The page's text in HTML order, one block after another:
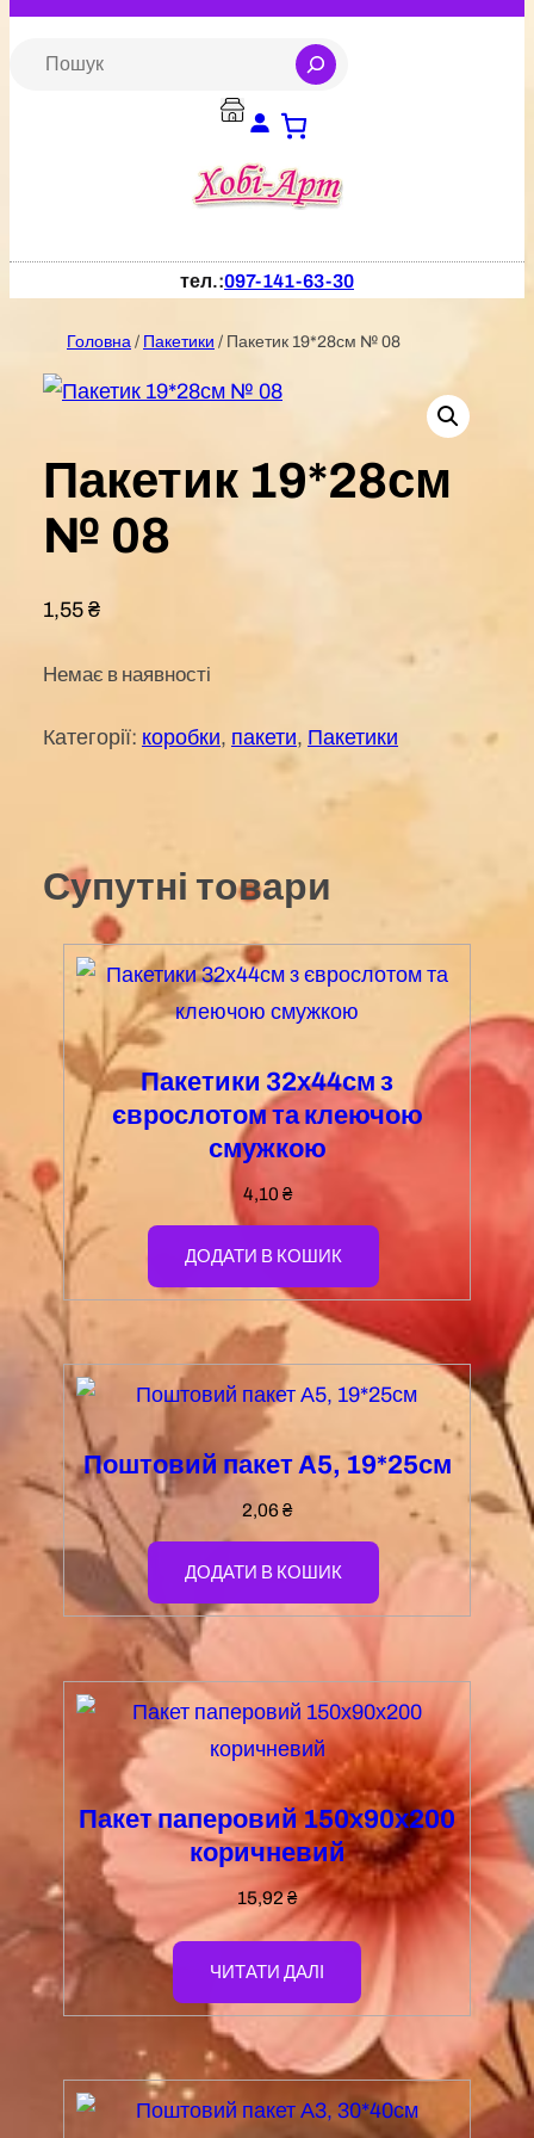
Перейти
тел.:097-141-63-30
Головна / Пакетики / Пакетик 19*28см № 08
Пакетик 19*28см
№ 08
1,55 ₴
Немає в наявності
Категорії: коробки, пакети, Пакетики
Супутні товари
Пакетики 32х44см з
єврослотом та клеючою
смужкою
4,10 ₴
ДОДАТИ В КОШИК
Поштовий пакет А5, 19*25см
2,06₴
ДОДАТИ В КОШИК
Пакет паперовий 150х90х200
коричневий
15,92₴
ЧИТАТИ ДАЛІ